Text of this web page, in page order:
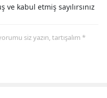
ve kabul etmiş sayılırsınız
siz yazın, tartışalım *